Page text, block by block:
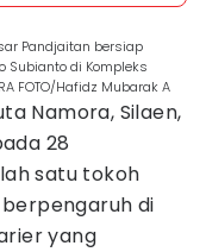
Pandjaitan bersiap
Subianto di Kompleks
FOTO/Hafidz Mubarak A
Namora, Silaen,
28
satu tokoh
di
yang